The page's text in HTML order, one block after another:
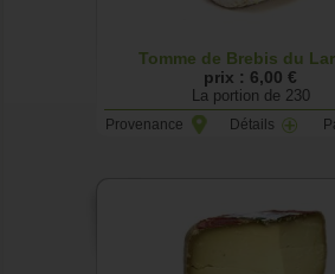
Tomme de Brebis du
prix : 6,00 €
La portion de 230
Provenance Détails